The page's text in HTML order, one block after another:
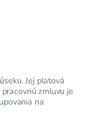
Jej platová
zmluvu je
na